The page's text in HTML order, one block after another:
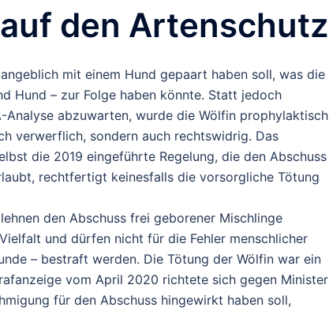
den Artenschutz
mit einem Hund gepaart haben soll, was die
Hund – zur Folge haben könnte. Statt jedoch
abzuwarten, wurde die Wölfin prophylaktisch
verwerflich, sondern auch rechtswidrig. Das
die 2019 eingeführte Regelung, die den Abschuss
rechtfertigt keinesfalls die vorsorgliche Tötung
den Abschuss frei geborener Mischlinge
und dürfen nicht für die Fehler menschlicher
– bestraft werden. Die Tötung der Wölfin war ein
vom April 2020 richtete sich gegen Minister
für den Abschuss hingewirkt haben soll,